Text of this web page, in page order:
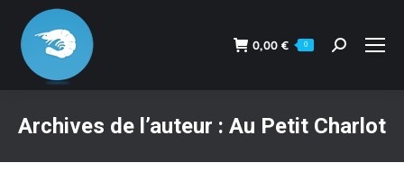
0,00 € 0
Recherche
Archives de l’auteur : Au Petit Charlot